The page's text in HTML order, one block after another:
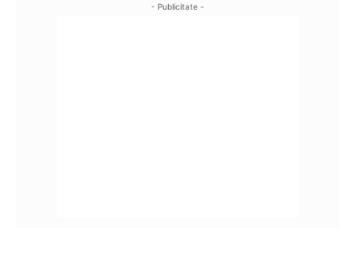
- Publicitate -